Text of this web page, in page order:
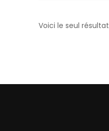
Voici le seul résultat